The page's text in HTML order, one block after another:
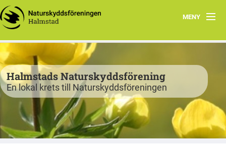
MENY
Program
Verksamhet
Björkelund
Om oss
Havsnätverk
Halmstads Naturskyddsförening
En lokal krets till Naturskyddsföreningen